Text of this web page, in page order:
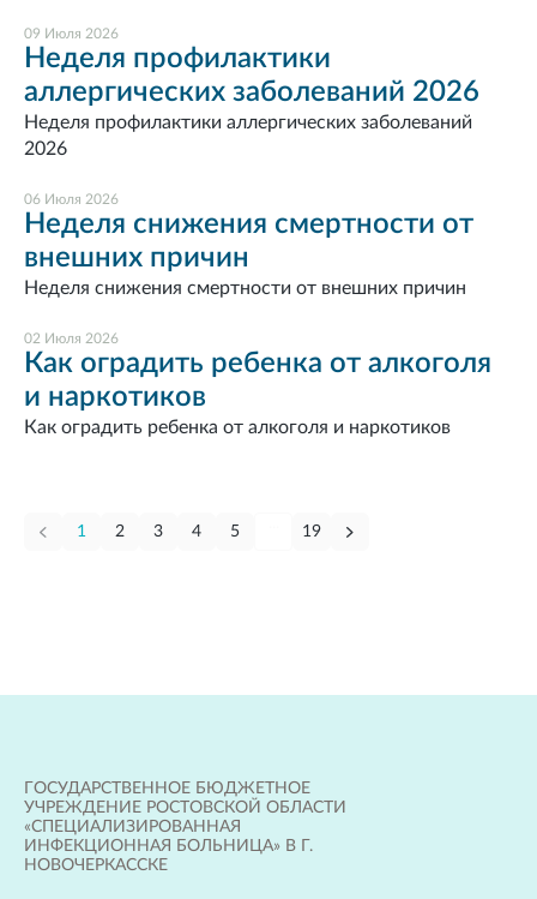
09 Июля 2026
Неделя профилактики
аллергических заболеваний 2026
Неделя профилактики аллергических заболеваний
2026
06 Июля 2026
Неделя снижения смертности от
внешних причин
Неделя снижения смертности от внешних причин
02 Июля 2026
Как оградить ребенка от алкоголя
и наркотиков
Как оградить ребенка от алкоголя и наркотиков
1 2 3 4 5 19
ГОСУДАРСТВЕННОЕ БЮДЖЕТНОЕ
УЧРЕЖДЕНИЕ РОСТОВСКОЙ ОБЛАСТИ
«СПЕЦИАЛИЗИРОВАННАЯ
ИНФЕКЦИОННАЯ БОЛЬНИЦА» В Г.
НОВОЧЕРКАССКЕ